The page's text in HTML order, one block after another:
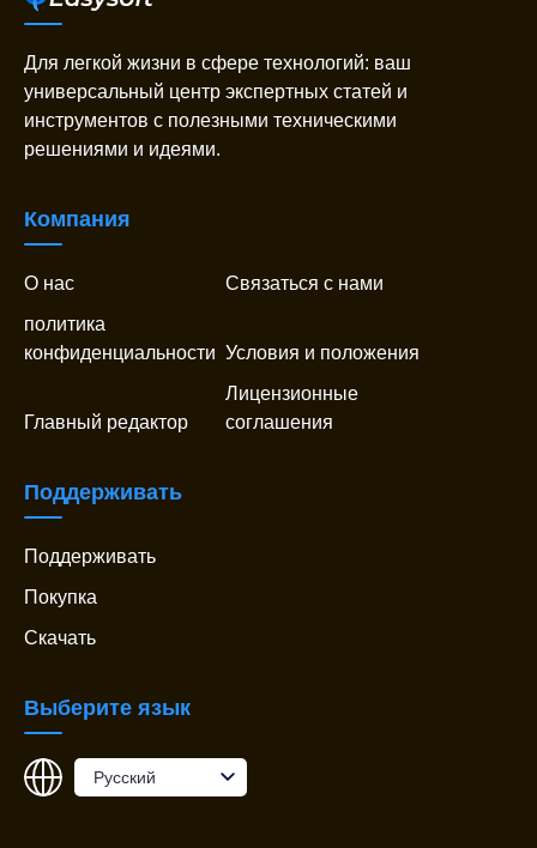
Для легкой жизни в сфере технологий: ваш
универсальный центр экспертных статей и
инструментов с полезными техническими
решениями и идеями.
Компания
О нас
Связаться с нами
политика
конфиденциальности Условия и положения
Главный редактор
Лицензионные
соглашения
Поддерживать
Поддерживать
Покупка
Скачать
Выберите язык
Pусский